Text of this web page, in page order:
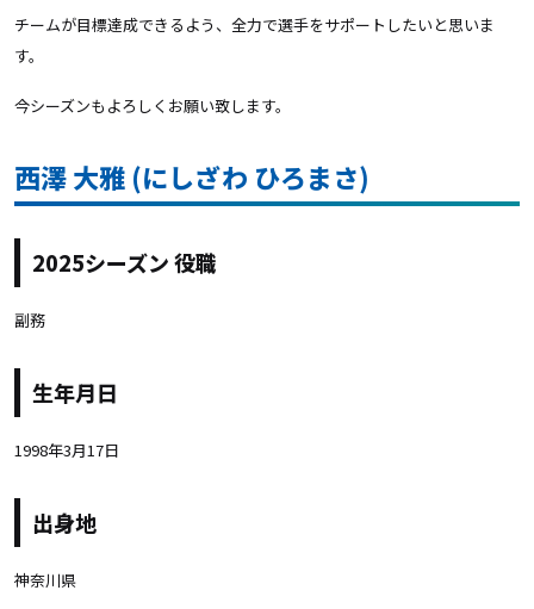
チームが目標達成できるよう、全力で選手をサポートしたいと思いま
す。
今シーズンもよろしくお願い致します。
西澤 大雅 (にしざわ ひろまさ)
2025シーズン 役職
副務
生年月日
1998年3月17日
出身地
神奈川県